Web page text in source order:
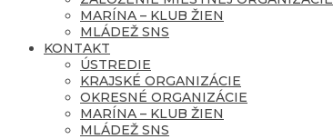
MARÍNA – KLUB ŽIEN
MLÁDEŽ SNS
KONTAKT
ÚSTREDIE
KRAJSKÉ ORGANIZÁCIE
OKRESNÉ ORGANIZÁCIE
MARÍNA – KLUB ŽIEN
MLÁDEŽ SNS